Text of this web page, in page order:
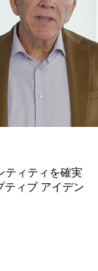
ティティを確実
ティブ アイデン